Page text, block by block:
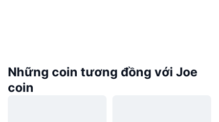
Những coin tương đồng với Joe
coin